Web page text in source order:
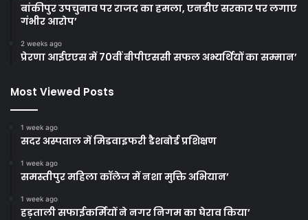
बांकीपुर उपचुनाव पर राजद का हमला, एनडीए सरकार पर लगाए
गंभीर आरोप’
2 weeks ago
प्रेरणा आईएएस में 70वीं बीपीएससी सफल अभ्यर्थियों का सम्मान’
Most Viewed Posts
1 week ago
सदर अस्पताल में मिडवाइफरी डैशबोर्ड प्रशिक्षण
1 week ago
समस्तीपुर महिला कॉलेज में नशा मुक्ति अभियान’
1 week ago
हड़ताली सफाईकर्मियों ने नगर निगम का घेराव किया’